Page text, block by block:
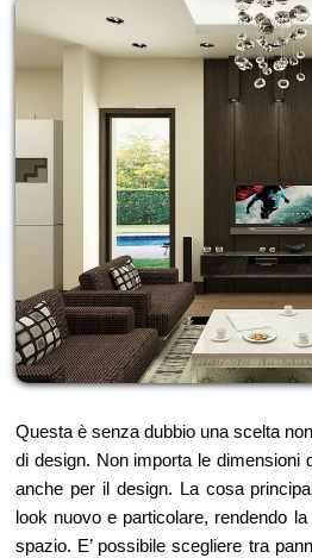
Questa è senza dubbio una scelta
di design. Non importa le dimensioni
anche per il design. La cosa
look nuovo e particolare, rendendo
spazio. E’ possibile scegliere tra